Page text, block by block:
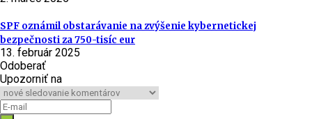
SPF oznámil obstarávanie na zvýšenie kybernetickej
bezpečnosti za 750-tisíc eur
13. február 2025
Odoberať
Upozorniť na